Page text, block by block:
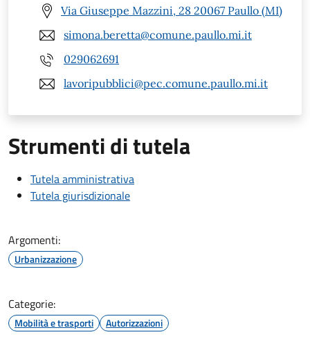
Via Giuseppe Mazzini, 28 20067 Paullo (MI)
simona.beretta@comune.paullo.mi.it
029062691
lavoripubblici@pec.comune.paullo.mi.it
Strumenti di tutela
Tutela amministrativa
Tutela giurisdizionale
Argomenti:
Urbanizzazione
Categorie:
Mobilità e trasporti Autorizzazioni